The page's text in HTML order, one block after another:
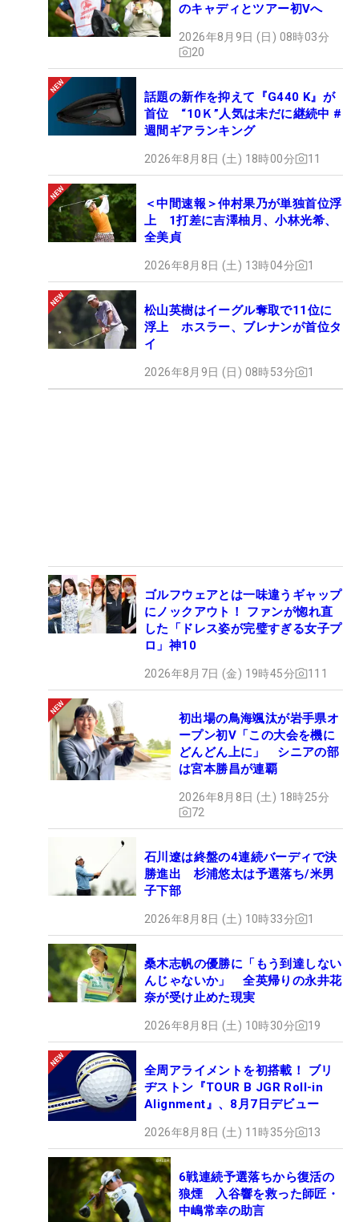
のキャディとツアー初Vへ
2026年8月9日 (日) 08時03分
20
話題の新作を抑えて『G440 K』が
首位 “10Ｋ”人気は未だに継続中 #
週間ギアランキング
2026年8月8日 (土) 18時00分 11
＜中間速報＞仲村果乃が単独首位浮
上 1打差に吉澤柚月、小林光希、
全美貞
2026年8月8日 (土) 13時04分 1
松山英樹はイーグル奪取で11位に
浮上 ホスラー、ブレナンが首位タ
イ
2026年8月9日 (日) 08時53分 1
ゴルフウェアとは一味違うギャップ
にノックアウト！ ファンが惚れ直
した「ドレス姿が完璧すぎる女子プ
ロ」神10
2026年8月7日 (金) 19時45分 111
初出場の鳥海颯汰が岩手県オ
ープン初V「この大会を機に
どんどん上に」 シニアの部
は宮本勝昌が連覇
2026年8月8日 (土) 18時25分
72
石川遼は終盤の4連続バーディで決
勝進出 杉浦悠太は予選落ち/米男
子下部
2026年8月8日 (土) 10時33分 1
桑木志帆の優勝に「もう到達しない
んじゃないか」 全英帰りの永井花
奈が受け止めた現実
2026年8月8日 (土) 10時30分 19
全周アライメントを初搭載！ ブリ
ヂストン『TOUR B JGR Roll-in
Alignment』、8月7日デビュー
2026年8月8日 (土) 11時35分 13
6戦連続予選落ちから復活の
狼煙 入谷響を救った師匠・
中嶋常幸の助言